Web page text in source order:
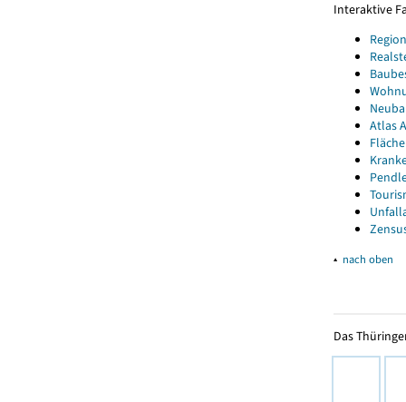
Interaktive
Atlas
▴ nach oben
Das